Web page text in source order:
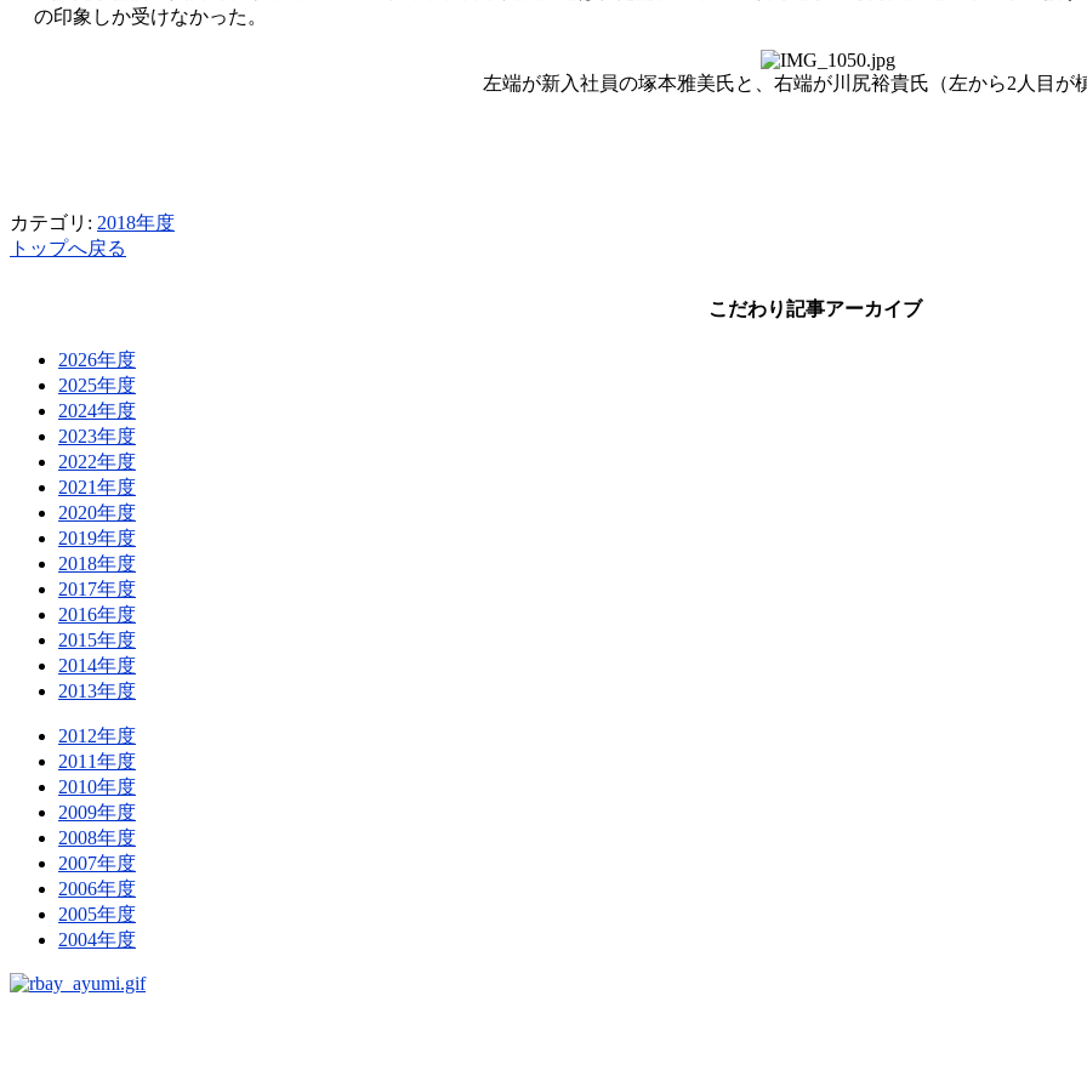
の印象しか受けなかった。
左端が新入社員の塚本雅美氏と、右端が川尻裕貴氏（左から2人目が
カテゴリ: 2018年度
トップへ戻る
こだわり記事アーカイブ
2026年度
2025年度
2024年度
2023年度
2022年度
2021年度
2020年度
2019年度
2018年度
2017年度
2016年度
2015年度
2014年度
2013年度
2012年度
2011年度
2010年度
2009年度
2008年度
2007年度
2006年度
2005年度
2004年度